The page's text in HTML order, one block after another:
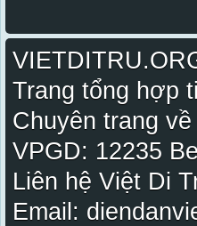
Trang tổng hợp
Chuyên trang
VPGD: 12235
Liên hệ Việt Di
Email: